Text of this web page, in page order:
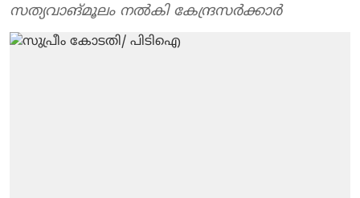
സത്യവാങ്മൂലം നല്‍കി കേന്ദ്രസര്‍ക്കാര്‍